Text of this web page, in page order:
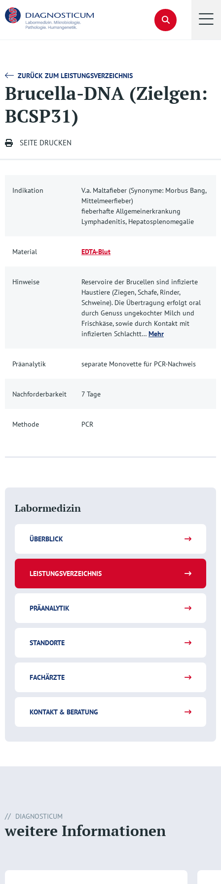
Labormedizin
ÜBERBLICK
LEISTUNGSVERZEICHNIS
PRÄANALYTIK
STANDORTE
FACHÄRZTE
KONTAKT & BERATUNG
ZURÜCK ZUM LEISTUNGSVERZEICHNIS
Brucella-DNA (Zielgen:
BCSP31)
SEITE DRUCKEN
Indikation
V.a. Maltafieber (Synonyme: Morbus Bang,
Mittelmeerfieber)
fieberhafte Allgemeinerkrankung
Lymphadenitis, Hepatosplenomegalie
Material EDTA-Blut
Hinweise
Reservoire der Brucellen sind infizierte
Haustiere (Ziegen, Schafe, Rinder,
Schweine). Die Übertragung erfolgt oral
durch Genuss ungekochter Milch und
Frischkäse, sowie durch Kontakt mit
infizierten Schlachtt… Mehr
Präanalytik separate Monovette für PCR-Nachweis
Nachforderbarkeit 7 Tage
Methode PCR
DIAGNOSTICUM
weitere Informationen